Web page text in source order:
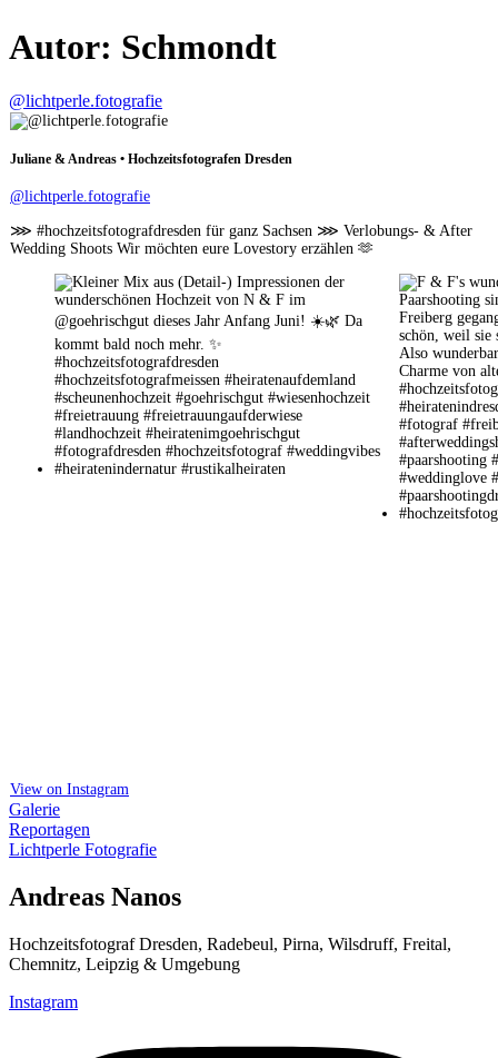
Autor: Schmondt
@lichtperle.fotografie
Juliane & Andreas • Hochzeitsfotografen Dresden
@lichtperle.fotografie
⋙ #hochzeitsfotografdresden für ganz Sachsen ⋙ Verlobungs- & After
Wedding Shoots Wir möchten eure Lovestory erzählen 🫶
View on Instagram
Galerie
Reportagen
Lichtperle Fotografie
Andreas Nanos
Hochzeitsfotograf Dresden, Radebeul, Pirna, Wilsdruff, Freital,
Chemnitz, Leipzig & Umgebung
Instagram